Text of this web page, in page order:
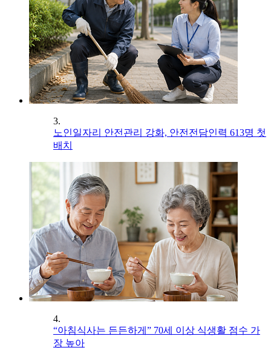
3.
노인일자리 안전관리 강화, 안전전담인력 613명 첫
배치
4.
“아침식사는 든든하게” 70세 이상 식생활 점수 가
장 높아